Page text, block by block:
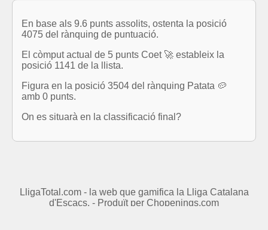
En base als 9.6 punts assolits, ostenta la posició
4075 del rànquing de puntuació.
El còmput actual de 5 punts Coet 🚀 estableix la
posició 1141 de la llista.
Figura en la posició 3504 del rànquing Patata 🥔
amb 0 punts.
On es situarà en la classificació final?
LligaTotal.com - la web que gamifica la Lliga Catalana
d'Escacs. - Produït per Chopenings.com